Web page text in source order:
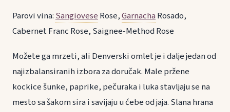
Parovi vina:SangioveseRose,GarnachaRosado,
Cabernet Franc Rose, Saignee-Method Rose
Možete ga mrzeti, ali Denverski omlet je i dalje jedan od
najizbalansiranih izbora za doručak. Male pržene
kockice šunke, paprike, pečuraka i luka stavljaju se na
mesto sa šakom sira i savijaju u ćebe od jaja. Slana hrana